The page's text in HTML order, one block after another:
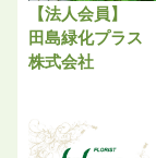
【法人会員】
田島緑化プラス
株式会社